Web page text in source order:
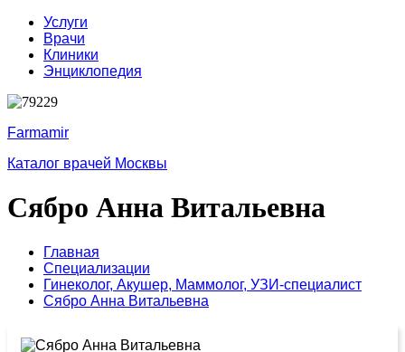
Услуги
Врачи
Клиники
Энциклопедия
Farmamir
Каталог врачей Москвы
Сябро Анна Витальевна
Главная
Специализации
Гинеколог, Акушер, Маммолог, УЗИ-специалист
Сябро Анна Витальевна